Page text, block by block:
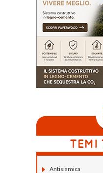
Antisismica